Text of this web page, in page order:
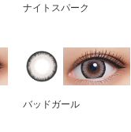
ナイトスパーク
バッドガール